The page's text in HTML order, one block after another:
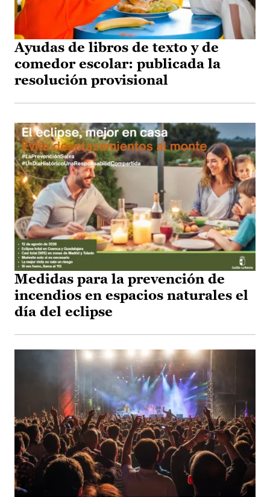
Ayudas de libros de texto y de
comedor escolar: publicada la
resolución provisional
Medidas para la prevención de
incendios en espacios naturales el
día del eclipse